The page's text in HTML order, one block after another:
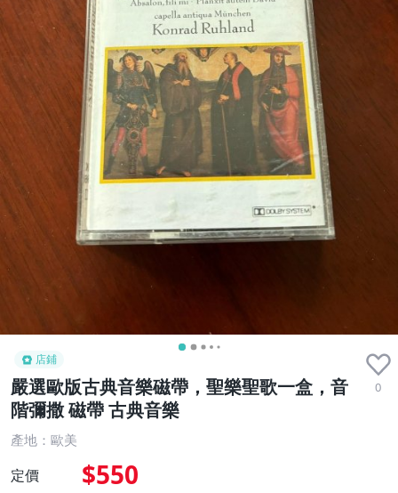
店鋪
嚴選歐版古典音樂磁帶，聖樂聖歌一盒，音
階彌撒 磁帶 古典音樂
0
產地：歐美
定價 $550